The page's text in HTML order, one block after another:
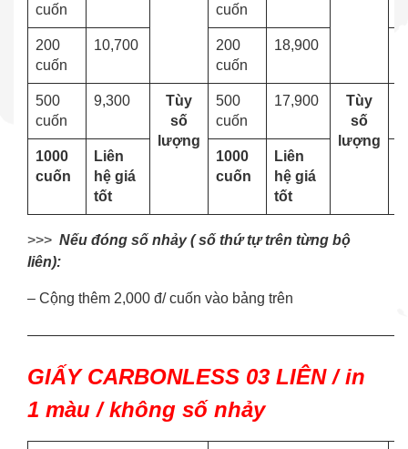
cuốn
cuốn
200
cuốn
10,700
200
cuốn
18,900
500
cuốn
9,300
Tùy
số
lượng
500
cuốn
17,900
Tùy
số
lượng
1000
cuốn
Liên
hệ giá
tốt
1000
cuốn
Liên
hệ giá
tốt
>>> Nếu đóng số nhảy ( số thứ tự trên từng bộ
liên):
– Cộng thêm 2,000 đ/ cuốn vào bảng trên
GIẤY CARBONLESS 03 LIÊN / in
1 màu / không số nhảy